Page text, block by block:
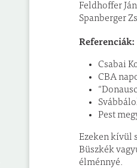
Feldhoffer
Spanberger
Referenciák:
Csabai
CBA
Pest
Ezeken kívül
Büszkék
élménnyé.